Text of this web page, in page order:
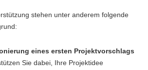
stehen unter anderem folgende
eines ersten Projektvorschlags
Sie dabei, Ihre Projektidee